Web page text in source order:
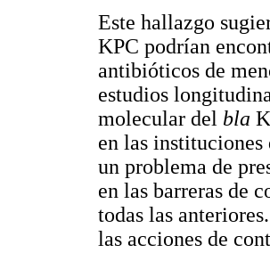
Este hallazgo
KPC podrían
antibióticos de
estudios
molecular del bla
en las instituciones
un problema de
en las barreras de
todas las
las acciones de